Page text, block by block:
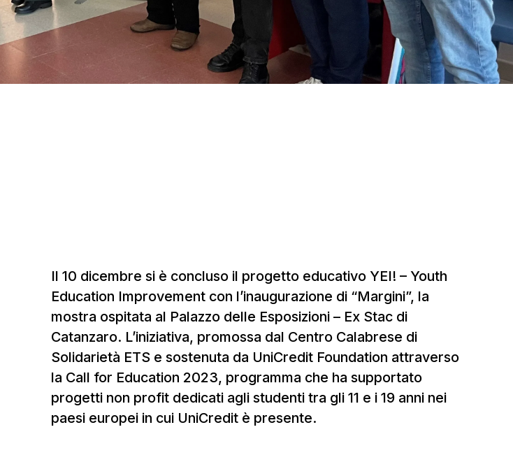
Il 10 dicembre si è concluso il progetto educativo YEI! – Youth
Education Improvement con l’inaugurazione di “Margini”, la
mostra ospitata al Palazzo delle Esposizioni – Ex Stac di
Catanzaro. L’iniziativa, promossa dal Centro Calabrese di
Solidarietà ETS e sostenuta da UniCredit Foundation attraverso
la Call for Education 2023, programma che ha supportato
progetti non profit dedicati agli studenti tra gli 11 e i 19 anni nei
paesi europei in cui UniCredit è presente.